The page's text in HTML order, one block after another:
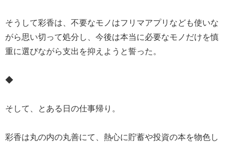
そうして彩香は、不要なモノはフリマアプリなども使いな
がら思い切って処分し、今後は本当に必要なモノだけを慎
重に選びながら支出を抑えようと誓った。
◆
そして、とある日の仕事帰り。
彩香は丸の内の丸善にて、熱心に貯蓄や投資の本を物色し